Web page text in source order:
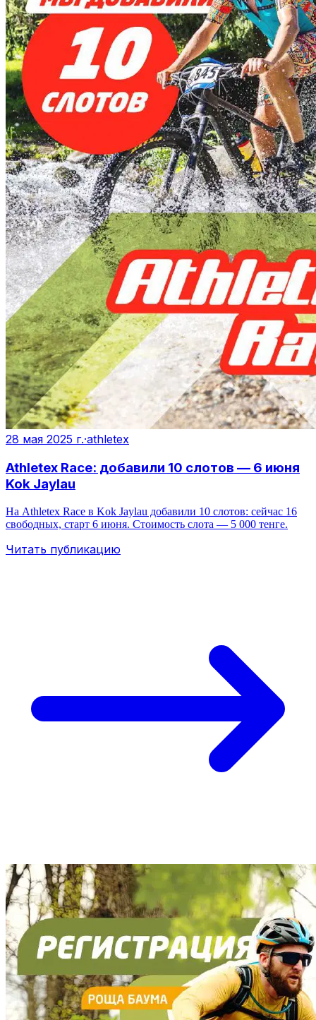
28 мая 2025 г.·athletex
Athletex Race: добавили 10 слотов — 6 июня
Kok Jaylau
На Athletex Race в Kok Jaylau добавили 10 слотов: сейчас 16
свободных, старт 6 июня. Стоимость слота — 5 000 тенге.
Читать публикацию